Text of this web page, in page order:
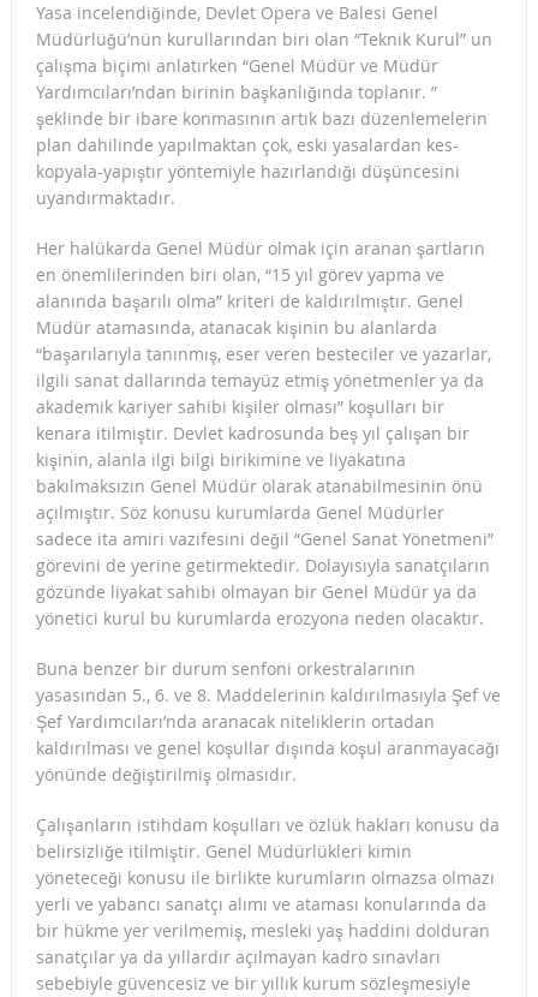
Yasa incelendiğinde, Devlet Opera ve Balesi Genel
Müdürlüğü’nün kurullarından biri olan “Teknik Kurul” un
çalışma biçimi anlatırken “Genel Müdür ve Müdür
Yardımcıları’ndan birinin başkanlığında toplanır. ”
şeklinde bir ibare konmasının artık bazı düzenlemelerin
plan dahilinde yapılmaktan çok, eski yasalardan kes-
kopyala-yapıştır yöntemiyle hazırlandığı düşüncesini
uyandırmaktadır.
Her halükarda Genel Müdür olmak için aranan şartların
en önemlilerinden biri olan, “15 yıl görev yapma ve
alanında başarılı olma” kriteri de kaldırılmıştır. Genel
Müdür atamasında, atanacak kişinin bu alanlarda
“başarılarıyla tanınmış, eser veren besteciler ve yazarlar,
ilgili sanat dallarında temayüz etmiş yönetmenler ya da
akademik kariyer sahibi kişiler olması” koşulları bir
kenara itilmiştir. Devlet kadrosunda beş yıl çalışan bir
kişinin, alanla ilgi bilgi birikimine ve liyakatına
bakılmaksızın Genel Müdür olarak atanabilmesinin önü
açılmıştır. Söz konusu kurumlarda Genel Müdürler
sadece ita amiri vazifesini değil “Genel Sanat Yönetmeni”
görevini de yerine getirmektedir. Dolayısıyla sanatçıların
gözünde liyakat sahibi olmayan bir Genel Müdür ya da
yönetici kurul bu kurumlarda erozyona neden olacaktır.
Buna benzer bir durum senfoni orkestralarının
yasasından 5., 6. ve 8. Maddelerinin kaldırılmasıyla Şef ve
Şef Yardımcıları’nda aranacak niteliklerin ortadan
kaldırılması ve genel koşullar dışında koşul aranmayacağı
yönünde değiştirilmiş olmasıdır.
Çalışanların istihdam koşulları ve özlük hakları konusu da
belirsizliğe itilmiştir. Genel Müdürlükleri kimin
yöneteceği konusu ile birlikte kurumların olmazsa olmazı
yerli ve yabancı sanatçı alımı ve ataması konularında da
bir hükme yer verilmemiş, mesleki yaş haddini dolduran
sanatçılar ya da yıllardır açılmayan kadro sınavları
sebebiyle güvencesiz ve bir yıllık kurum sözleşmesiyle